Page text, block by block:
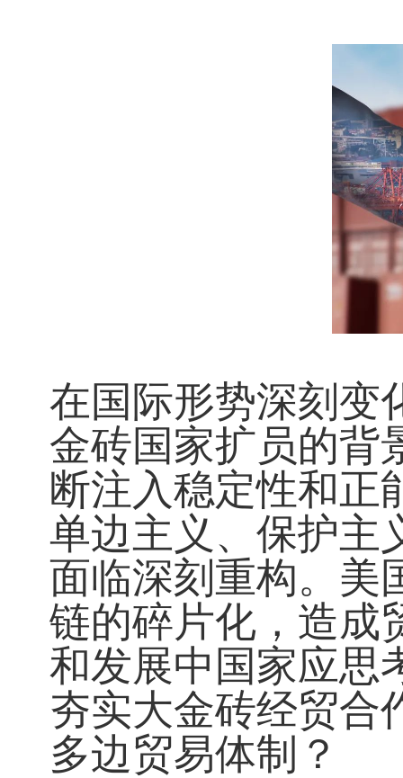
在国际形势深刻变
金砖国家扩员的背
断注入稳定性和正
单边主义、保护主
面临深刻重构。美
链的碎片化，造成
和发展中国家应思
夯实大金砖经贸合
多边贸易体制？